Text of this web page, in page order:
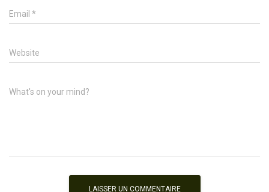
Email *
Website
What's on your mind?